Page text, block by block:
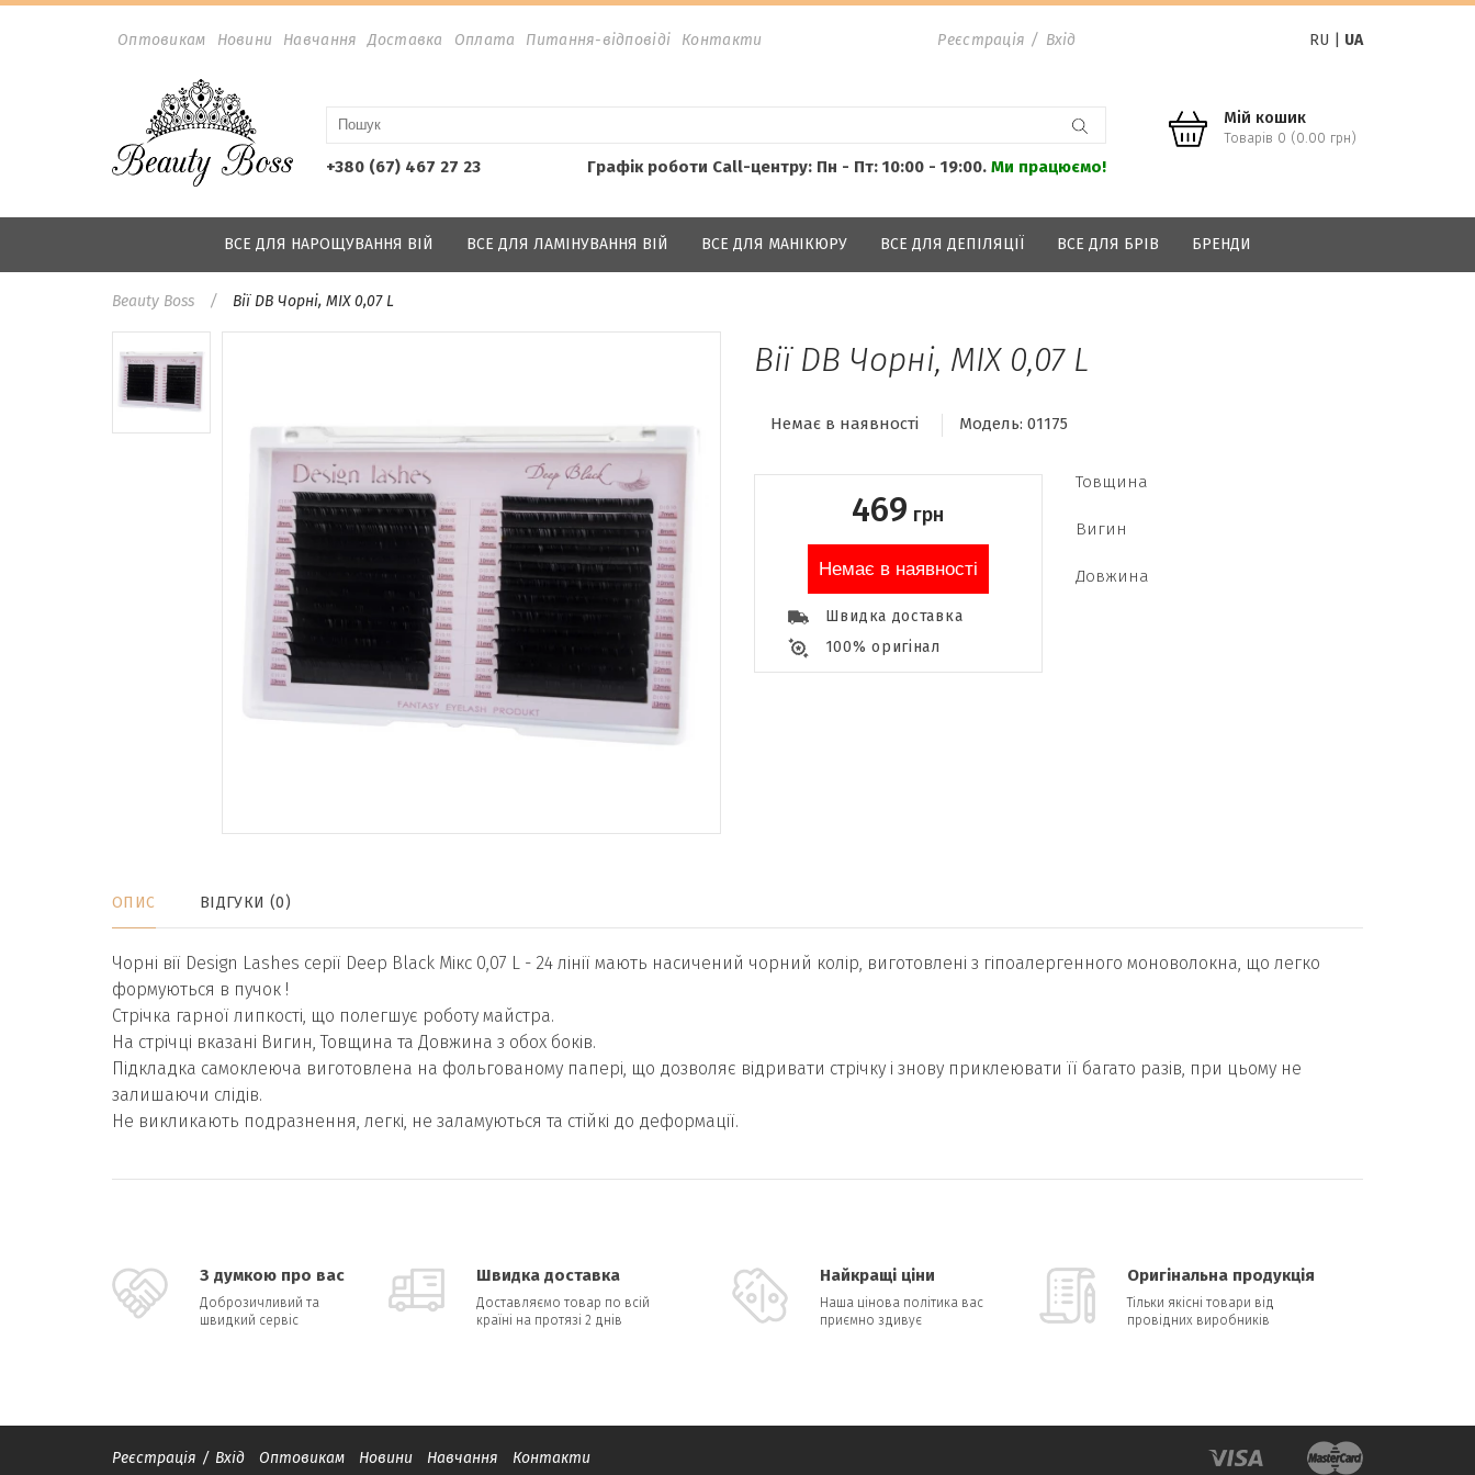
Оптовикам Новини Навчання Доставка Оплата Питання-відповіді Контакти Реєстрація / Вхід RU UA
+380 (67) 467 27 23 Графік роботи Call-центру: Пн - Пт: 10:00 - 19:00. Ми працюємо!
Мій кошик
Товарів 0 (0.00 грн)
ВСЕ ДЛЯ НАРОЩУВАННЯ ВІЙ ВСЕ ДЛЯ ЛАМІНУВАННЯ ВІЙ ВСЕ ДЛЯ МАНІКЮРУ ВСЕ ДЛЯ ДЕПІЛЯЦІЇ ВСЕ ДЛЯ БРІВ БРЕНДИ
Beauty Boss Вії DB Чорні, MIX 0,07 L
Вії DB Чорні, MIX 0,07 L
Немає в наявності Модель: 01175
469 грн
Немає в наявності
Швидка доставка
100% оригінал
Товщина
Вигин
Довжина
ОПИС ВІДГУКИ (0)
Чорні вії Design Lashes серії Deep Black Мікс 0,07 L - 24 лінії мають насичений чорний колір, виготовлені з гіпоалергенного моноволокна, що легко
формуються в пучок !
Стрічка гарної липкості, що полегшує роботу майстра.
На стрічці вказані Вигин, Товщина та Довжина з обох боків.
Підкладка самоклеюча виготовлена ​​на фольгованому папері, що дозволяє відривати стрічку і знову приклеювати її багато разів, при цьому не
залишаючи слідів.
Не викликають подразнення, легкі, не заламуються та стійкі до деформації.
З думкою про вас
Доброзичливий та
швидкий сервіс
Швидка доставка
Доставляємо товар по всій
країні на протязі 2 днів
Найкращі ціни
Наша цінова політика вас
приємно здивує
Оригінальна продукція
Тільки якісні товари від
провідних виробників
Реєстрація / Вхід Оптовикам Новини Навчання Контакти